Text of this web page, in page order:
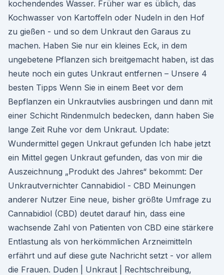
kochendendes Wasser. Früher war es üblich, das
Kochwasser von Kartoffeln oder Nudeln in den Hof
zu gießen - und so dem Unkraut den Garaus zu
machen. Haben Sie nur ein kleines Eck, in dem
ungebetene Pflanzen sich breitgemacht haben, ist das
heute noch ein gutes Unkraut entfernen – Unsere 4
besten Tipps Wenn Sie in einem Beet vor dem
Bepflanzen ein Unkrautvlies ausbringen und dann mit
einer Schicht Rindenmulch bedecken, dann haben Sie
lange Zeit Ruhe vor dem Unkraut. Update:
Wundermittel gegen Unkraut gefunden Ich habe jetzt
ein Mittel gegen Unkraut gefunden, das von mir die
Auszeichnung „Produkt des Jahres“ bekommt: Der
Unkrautvernichter Cannabidiol - CBD Meinungen
anderer Nutzer Eine neue, bisher größte Umfrage zu
Cannabidiol (CBD) deutet darauf hin, dass eine
wachsende Zahl von Patienten von CBD eine stärkere
Entlastung als von herkömmlichen Arzneimitteln
erfährt und auf diese gute Nachricht setzt - vor allem
die Frauen. Duden | Unkraut | Rechtschreibung,